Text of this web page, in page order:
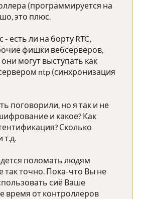
(программируется на
это плюс.
есть ли на борту RTC,
фишки вебсерверов,
могут выступать как
ntp (синхронизация
поговорили, но я так и не
и какое? Как
Сколько
т.д.
поломать людям
так точно. Пока-что Вы не
сиё Ваше
время от контроллеров